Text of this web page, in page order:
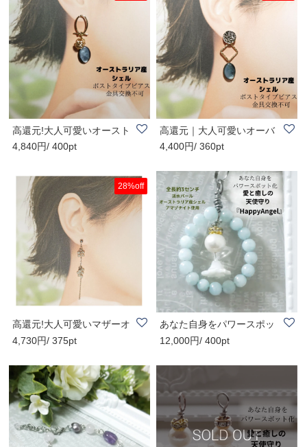
高還元!大人可愛いオースト
ラリア産黒蝶..
4,840円/ 400pt
高還元｜大人可愛いオーバ
ル金具｜オース..
4,400円/ 360pt
28%off
高還元!大人可愛いマザーオ
ブパールピア..
4,730円/ 375pt
あなた自身をパワースポッ
ト化！愛と癒し..
12,000円/ 400pt